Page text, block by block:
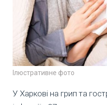
Ілюстративне фото
У Харкові на грип та